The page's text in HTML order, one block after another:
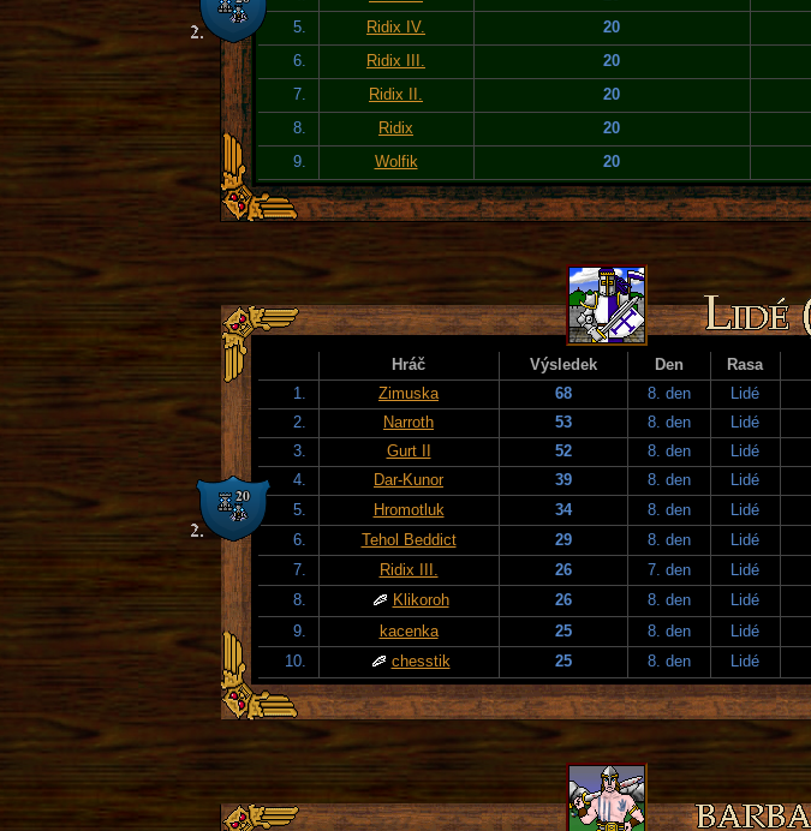
5.
Ridix IV. 20
6.
Ridix III. 20
7.
Ridix II. 20
8.
Ridix 20
9.
Wolfik 20
Hráč Výsledek Den Rasa
1.
Zimuska 68 8. den Lidé
2.
Narroth 53 8. den Lidé
3.
Gurt II 52 8. den Lidé
4.
Dar-Kunor 39 8. den Lidé
5.
Hromotluk 34 8. den Lidé
6.
Tehol Beddict 29 8. den Lidé
7.
Ridix III. 26 7. den Lidé
8.
Klikoroh 26 8. den Lidé
9.
kacenka 25 8. den Lidé
10.
chesstik 25 8. den Lidé